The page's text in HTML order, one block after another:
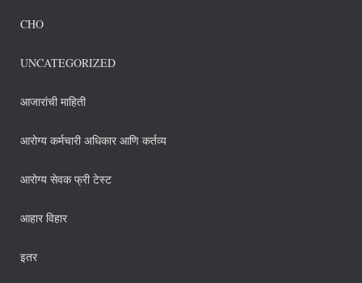
CHO
UNCATEGORIZED
आजारांची माहिती
आरोग्य कर्मचारी अधिकार आणि कर्तव्य
आरोग्य सेवक फ्री टेस्ट
आहार विहार
इतर